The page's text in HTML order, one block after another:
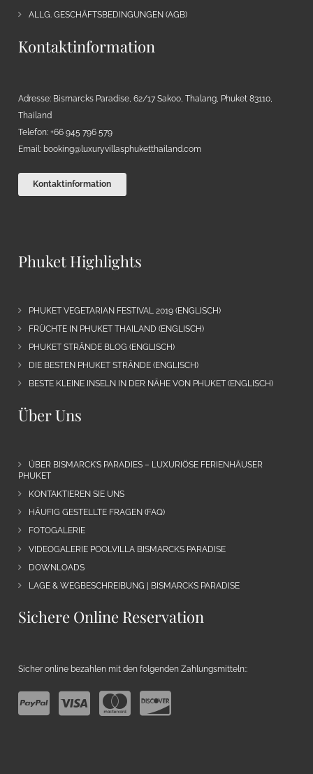
ALLG. GESCHÄFTSBEDINGUNGEN (AGB)
Kontaktinformation
Adresse: Bismarcks Paradise, 62/17 Sakoo, Thalang, Phuket 83110,
Thailand
Telefon: +66 945 796 579
Email: booking@luxuryvillasphuketthailand.com
Kontaktinformation
Phuket Highlights
PHUKET VEGETARIAN FESTIVAL 2019 (ENGLISCH)
FRÜCHTE IN PHUKET THAILAND (ENGLISCH)
PHUKET STRÄNDE BLOG (ENGLISCH)
DIE BESTEN PHUKET STRÄNDE (ENGLISCH)
BESTE KLEINE INSELN IN DER NÄHE VON PHUKET (ENGLISCH)
Über Uns
ÜBER BISMARCK’S PARADIES – LUXURIÖSE FERIENHÄUSER
PHUKET
KONTAKTIEREN SIE UNS
HÄUFIG GESTELLTE FRAGEN (FAQ)
FOTOGALERIE
VIDEOGALERIE POOLVILLA BISMARCKS PARADISE
DOWNLOADS
LAGE & WEGBESCHREIBUNG | BISMARCKS PARADISE
Sichere Online Reservation
Sicher online bezahlen mit den folgenden Zahlungsmitteln::